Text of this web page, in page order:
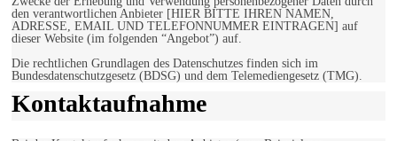
den verantwortlichen Anbieter [HIER BITTE IHREN NAMEN,
ADRESSE, EMAIL UND TELEFONNUMMER EINTRAGEN] auf
dieser Website (im folgenden “Angebot”) auf.
Die rechtlichen Grundlagen des Datenschutzes finden sich im
Bundesdatenschutzgesetz (BDSG) und dem Telemediengesetz (TMG).
Kontaktaufnahme